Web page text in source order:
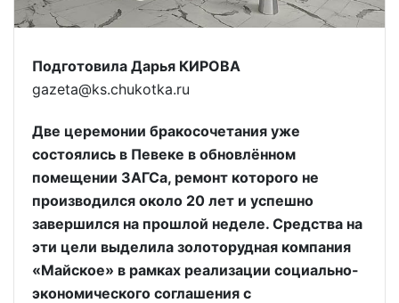
Подготовила Дарья КИРОВА
gazeta@ks.chukotka.ru
Две церемонии бракосочетания уже
состоялись в Певеке в обновлённом
помещении ЗАГСа, ремонт которого не
производился около 20 лет и успешно
завершился на прошлой неделе. Средства на
эти цели выделила золоторудная компания
«Майское» в рамках реализации социально-
экономического соглашения с